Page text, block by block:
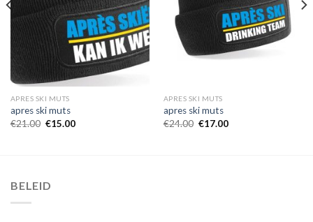
APRES SKI MUTS
apres ski muts
€21.00 €15.00
APRES SKI MUTS
apres ski muts
€24.00 €17.00
BELEID